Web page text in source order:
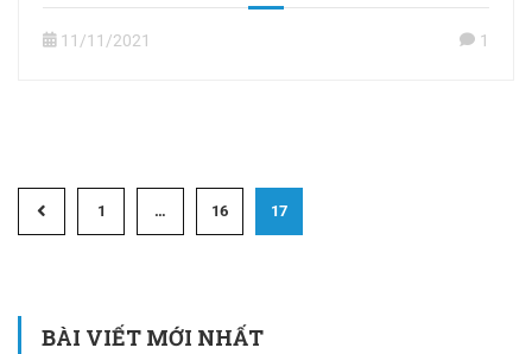
11/11/2021 1
1 … 16 17
BÀI VIẾT MỚI NHẤT